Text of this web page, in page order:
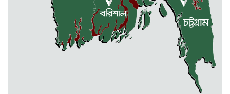
কলমাকান্দা-নেত্রকোনা আঞ্চলিক সড়কে
৫ শতাধিক গাছের চারা রোপণ
মেলান্দহে ব্র্যাকের স্বাস্থ্য ক্যাম্প পরিদর্শনে